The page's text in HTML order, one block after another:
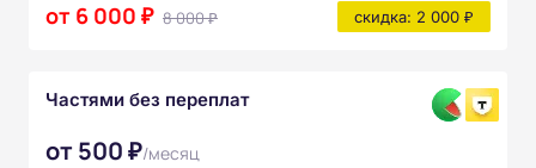
от 6 000 ₽ 8 000 ₽ скидка: 2 000 ₽
Частями без переплат
от 500 ₽/месяц